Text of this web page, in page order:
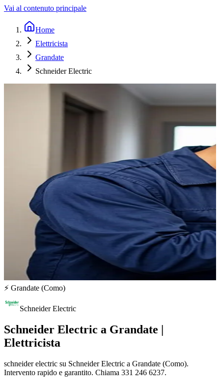
Vai al contenuto principale
Home
Elettricista
Grandate
Schneider Electric
⚡ Grandate (Como)
Schneider Electric
Schneider Electric a Grandate |
Elettricista
schneider electric su Schneider Electric a Grandate (Como).
Intervento rapido e garantito. Chiama 331 246 6237.